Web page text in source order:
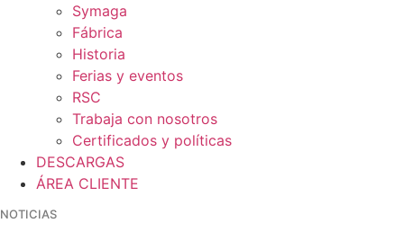
Symaga
Fábrica
Historia
Ferias y eventos
RSC
Trabaja con nosotros
Certificados y políticas
DESCARGAS
ÁREA CLIENTE
NOTICIAS